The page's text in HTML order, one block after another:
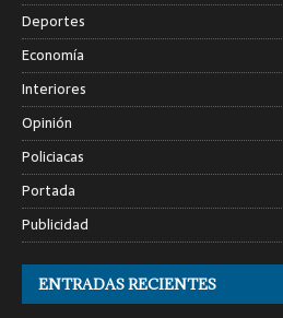
Deportes
Economía
Interiores
Opinión
Policiacas
Portada
Publicidad
ENTRADAS RECIENTES